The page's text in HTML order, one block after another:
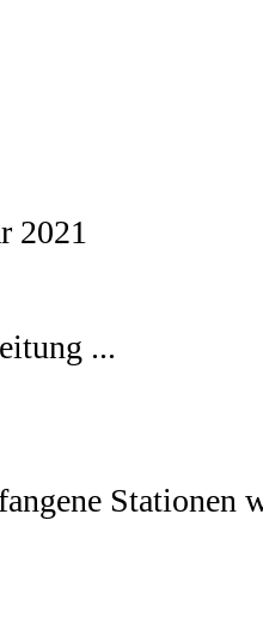
2021
...
Stationen